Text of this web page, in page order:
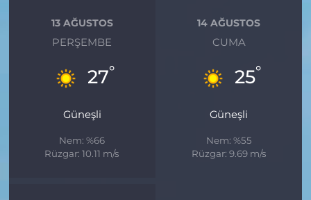
13 AĞUSTOS
PERŞEMBE
27°
Güneşli
Nem: %66
Rüzgar: 10.11 m/s
14 AĞUSTOS
CUMA
25°
Güneşli
Nem: %55
Rüzgar: 9.69 m/s